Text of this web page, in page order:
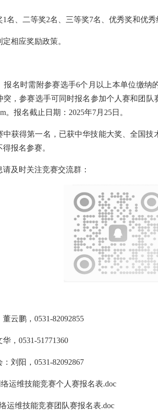
名、二等奖2名、三等奖7名、优秀奖和优秀
相应奖励政策。
报名时需附参赛选手6个月以上本单位缴纳
突，参赛选手可同时报名参加个人赛和团
。报名截止日期：2025年7月25日。
中获得第一名，已获中华技能大奖、全国
报名参赛。
及时关注竞赛交流群：
云鹏，0531-82092855
，0531-51771360
刘阳，0531-82092867
运维技能竞赛个人赛报名表.doc
运维技能竞赛团队赛报名表.doc